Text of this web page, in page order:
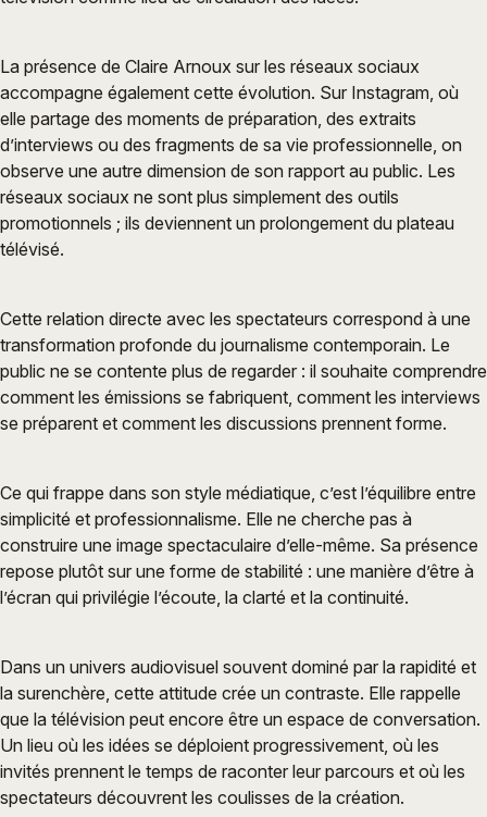
La présence de Claire Arnoux sur les réseaux sociaux
accompagne également cette évolution. Sur Instagram, où
elle partage des moments de préparation, des extraits
d’interviews ou des fragments de sa vie professionnelle, on
observe une autre dimension de son rapport au public. Les
réseaux sociaux ne sont plus simplement des outils
promotionnels ; ils deviennent un prolongement du plateau
télévisé.
Cette relation directe avec les spectateurs correspond à une
transformation profonde du journalisme contemporain. Le
public ne se contente plus de regarder : il souhaite comprendre
comment les émissions se fabriquent, comment les interviews
se préparent et comment les discussions prennent forme.
Ce qui frappe dans son style médiatique, c’est l’équilibre entre
simplicité et professionnalisme. Elle ne cherche pas à
construire une image spectaculaire d’elle-même. Sa présence
repose plutôt sur une forme de stabilité : une manière d’être à
l’écran qui privilégie l’écoute, la clarté et la continuité.
Dans un univers audiovisuel souvent dominé par la rapidité et
la surenchère, cette attitude crée un contraste. Elle rappelle
que la télévision peut encore être un espace de conversation.
Un lieu où les idées se déploient progressivement, où les
invités prennent le temps de raconter leur parcours et où les
spectateurs découvrent les coulisses de la création.